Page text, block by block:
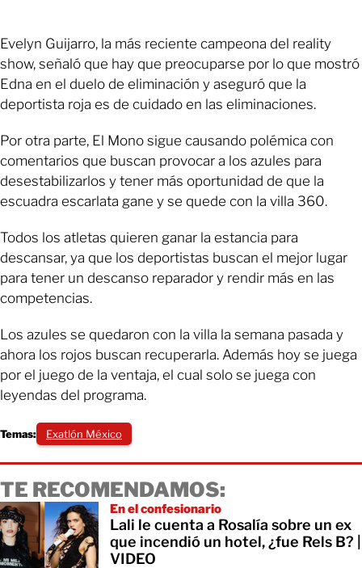
Evelyn Guijarro, la más reciente campeona del reality
show, señaló que hay que preocuparse por lo que mostró
Edna en el duelo de eliminación y aseguró que la
deportista roja es de cuidado en las eliminaciones.
Por otra parte, El Mono sigue causando polémica con
comentarios que buscan provocar a los azules para
desestabilizarlos y tener más oportunidad de que la
escuadra escarlata gane y se quede con la villa 360.
Todos los atletas quieren ganar la estancia para
descansar, ya que los deportistas buscan el mejor lugar
para tener un descanso reparador y rendir más en las
competencias.
Los azules se quedaron con la villa la semana pasada y
ahora los rojos buscan recuperarla. Además hoy se juega
por el juego de la ventaja, el cual solo se juega con
leyendas del programa.
Temas: Exatlón México
TE RECOMENDAMOS:
En el confesionario
Lali le cuenta a Rosalía sobre un ex
que incendió un hotel, ¿fue Rels B? |
VIDEO